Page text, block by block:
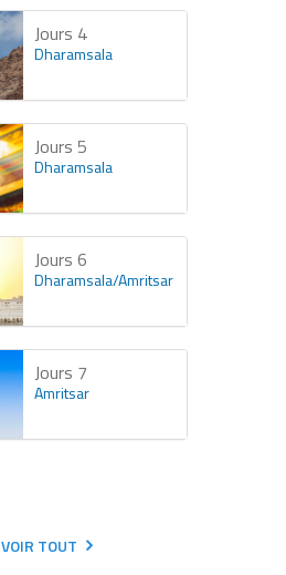
Jours 4
Dharamsala
Jours 5
Dharamsala
Jours 6
Dharamsala/Amritsar
Jours 7
Amritsar
VOIR TOUT